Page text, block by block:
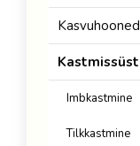
Kasvuhooned
Imbkastmine
Tilkkastmine